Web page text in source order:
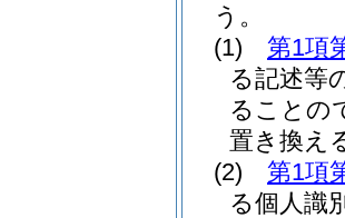
う。
(1)
第1項
る記述等
ることの
置き換え
(2)
第1項
る個人識